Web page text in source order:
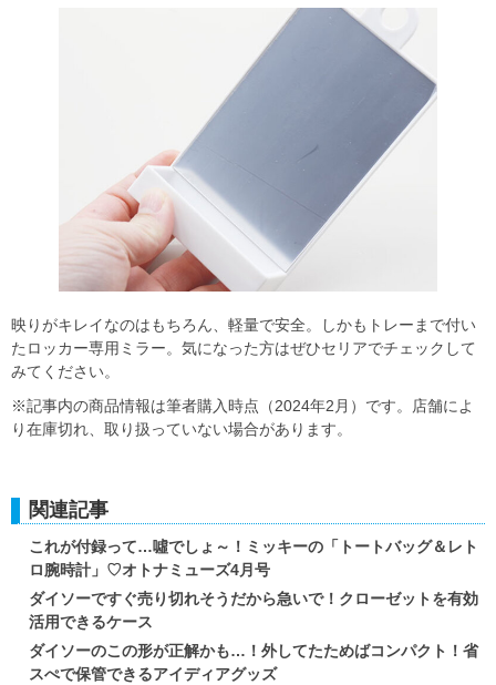
映りがキレイなのはもちろん、軽量で安全。しかもトレーまで付い
たロッカー専用ミラー。気になった方はぜひセリアでチェックして
みてください。
※記事内の商品情報は筆者購入時点（2024年2月）です。店舗によ
り在庫切れ、取り扱っていない場合があります。
関連記事
これが付録って…噓でしょ～！ミッキーの「トートバッグ＆レト
ロ腕時計」♡オトナミューズ4月号
ダイソーですぐ売り切れそうだから急いで！クローゼットを有効
活用できるケース
ダイソーのこの形が正解かも…！外してたためばコンパクト！省
スぺで保管できるアイディアグッズ